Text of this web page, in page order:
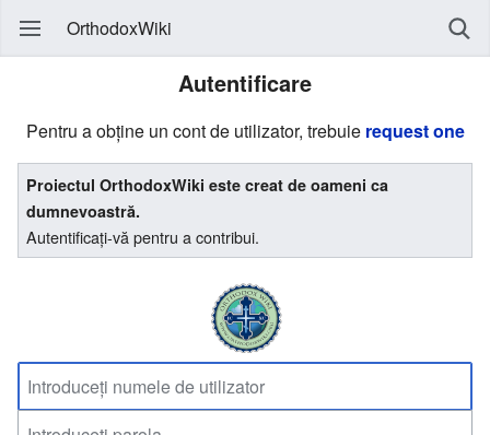
OrthodoxWiki
Autentificare
Pentru a obține un cont de utilizator, trebuie request one
Proiectul OrthodoxWiki este creat de oameni ca
dumnevoastră.
Autentificați-vă pentru a contribui.